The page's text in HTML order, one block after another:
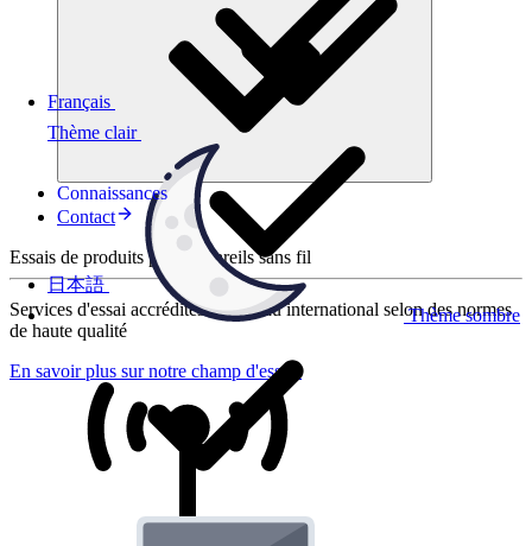
Thème clair
Thème sombre
Français
日本語
Connaissances
Contact
Essais de produits pour appareils sans fil
Services d'essai accrédités au niveau international selon des normes
de haute qualité
En savoir plus sur notre champ d'essais